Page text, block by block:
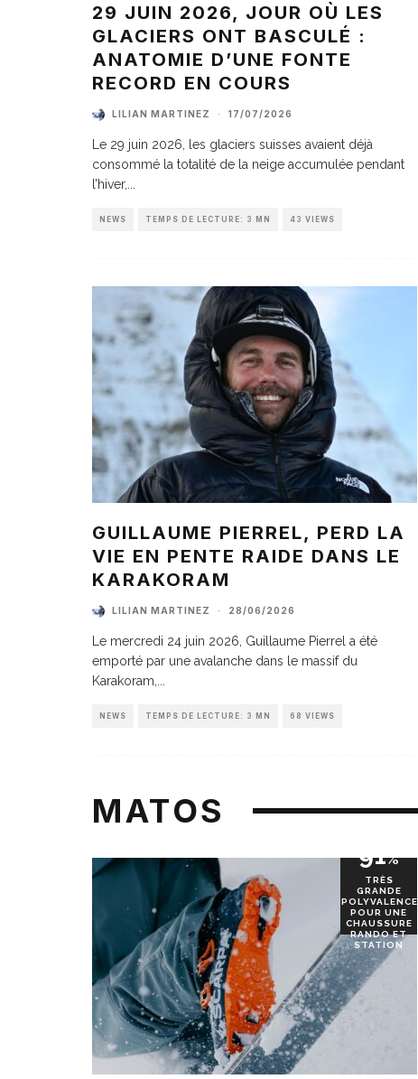
29 JUIN 2026, JOUR OÙ LES
GLACIERS ONT BASCULÉ :
ANATOMIE D’UNE FONTE
RECORD EN COURS
LILIAN MARTINEZ · 17/07/2026
Le 29 juin 2026, les glaciers suisses avaient déjà
consommé la totalité de la neige accumulée pendant
l’hiver,
NEWS TEMPS DE LECTURE: 3 MN 43 VIEWS
GUILLAUME PIERREL, PERD LA
VIE EN PENTE RAIDE DANS LE
KARAKORAM
LILIAN MARTINEZ · 28/06/2026
Le mercredi 24 juin 2026, Guillaume Pierrel a été
emporté par une avalanche dans le massif du
Karakoram,
NEWS TEMPS DE LECTURE: 3 MN 68 VIEWS
MATOS
91%
TRÈS
GRANDE
POLYVALENCE
POUR UNE
CHAUSSURE
RANDO ET
STATION